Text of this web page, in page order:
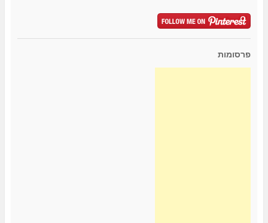
פרסומות